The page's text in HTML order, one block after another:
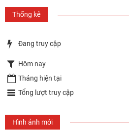
Thống kê
Đang truy cập
Hôm nay
Tháng hiện tại
Tổng lượt truy cập
Hình ảnh mới